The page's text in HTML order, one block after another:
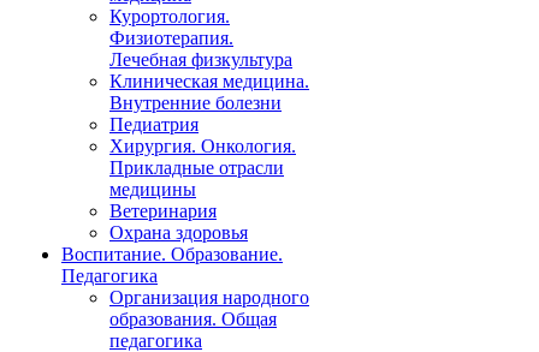
Курортология.
Физиотерапия.
Лечебная физкультура
Клиническая медицина.
Внутренние болезни
Педиатрия
Хирургия. Онкология.
Прикладные отрасли
медицины
Ветеринария
Охрана здоровья
Воспитание. Образование.
Педагогика
Организация народного
образования. Общая
педагогика